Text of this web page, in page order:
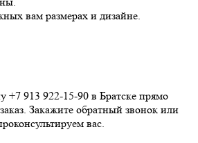
вам размерах и дизайне.
+7 913 922-15-90 в Братске прямо
Закажите обратный звонок или
вас.